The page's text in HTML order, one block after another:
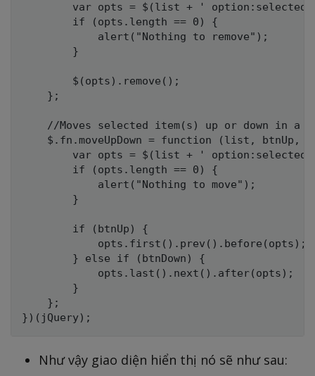
var opts = $(list + '
        if (opts.length == 0) {
            alert("Nothing to remove");
        }
        $(opts).remove();
    };
//Moves selected item(s) up or down in a
$.fn.moveUpDown = function (list, btnUp,
var opts = $(list + '
        if (opts.length == 0) {
            alert("Nothing to move");
        }
        if (btnUp) {
            opts.first().prev().before(opts);
        } else if (btnDown) {
            opts.last().next().after(opts);
        }
    };
Như vậy giao diện hiển thị nó sẽ như sau: